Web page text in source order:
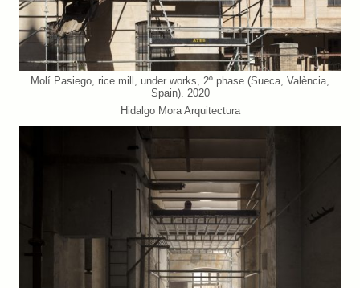
Molí Pasiego, rice mill, under works, 2º phase (Sueca, València,
Spain). 2020
Hidalgo Mora Arquitectura